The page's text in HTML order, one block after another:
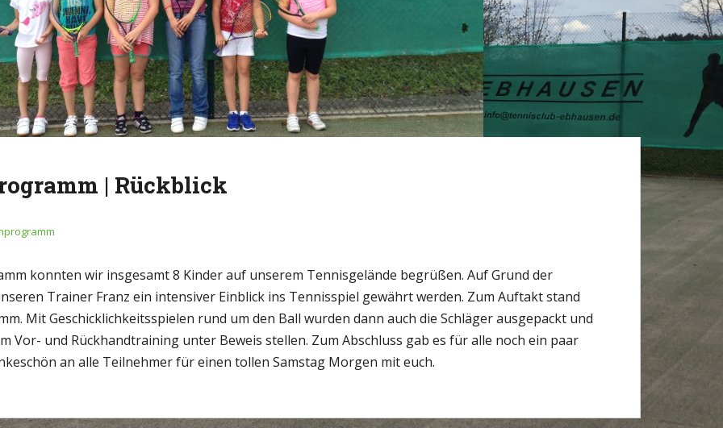
| Rückblick
konnten wir insgesamt 8 Kinder auf unserem Tennisgelände begrüßen. Auf Grund der
Trainer Franz ein intensiver Einblick ins Tennisspiel gewährt werden. Zum Auftakt stand
Mit Geschicklichkeitsspielen rund um den Ball wurden dann auch die Schläger ausgepackt und
Vor- und Rückhandtraining unter Beweis stellen. Zum Abschluss gab es für alle noch ein paar
an alle Teilnehmer für einen tollen Samstag Morgen mit euch.